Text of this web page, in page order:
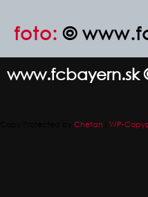
foto: ©
www.fcbayern.sk
Chetan WP-